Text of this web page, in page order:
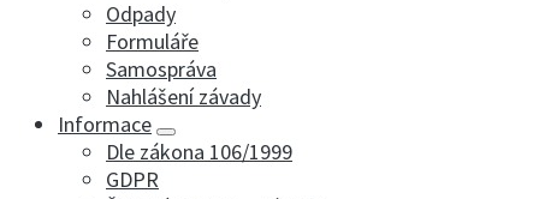
Odpady
Formuláře
Samospráva
Nahlášení závady
Informace
Dle zákona 106/1999
GDPR